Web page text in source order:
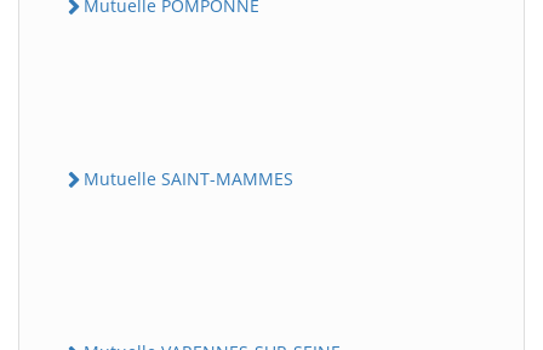
Mutuelle POMPONNE
Mutuelle SAINT-MAMMES